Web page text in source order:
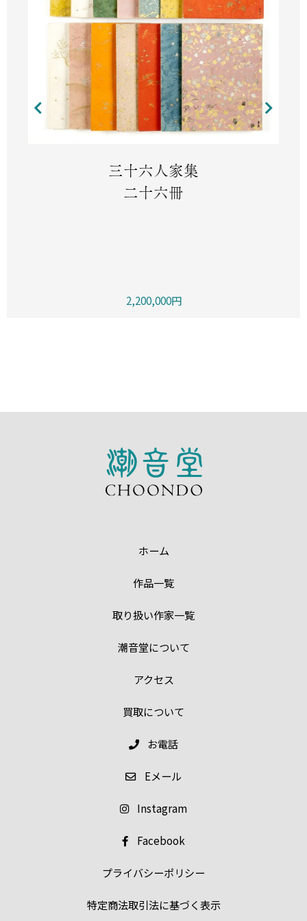
三十六人家集
二十六冊
2,200,000円
ホーム
作品一覧
取り扱い作家一覧
潮音堂について
アクセス
買取について
お電話
Eメール
Instagram
Facebook
プライバシーポリシー
特定商法取引法に基づく表示